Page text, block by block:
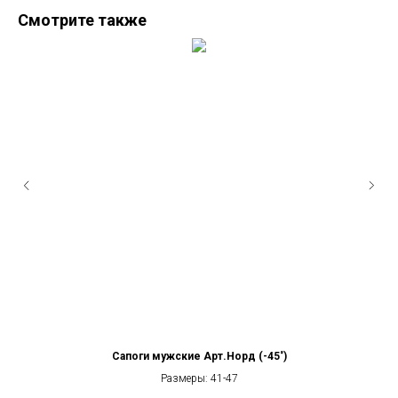
Смотрите также
Сапоги мужские Арт.Норд (-45˚)
Размеры: 41-47